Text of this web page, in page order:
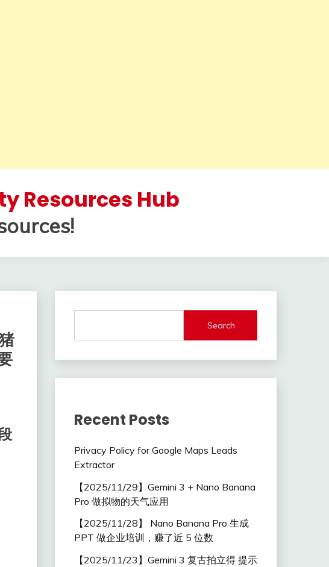
Resources Hub
Search
Recent Posts
Privacy Policy for Google Maps Leads
Extractor
【2025/11/29】Gemini 3 + Nano Banana
Pro 做拟物的天气应用
【2025/11/28】 Nano Banana Pro 生成
PPT 做企业培训，赚了近 5 位数
【2025/11/23】Gemini 3 复古拍立得 提示